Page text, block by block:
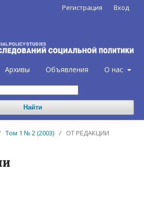
Архивы Объявления О нас
Найти
Регистрация Вход
Том 1 № 2 (2003) / ОТ РЕДАКЦИИ